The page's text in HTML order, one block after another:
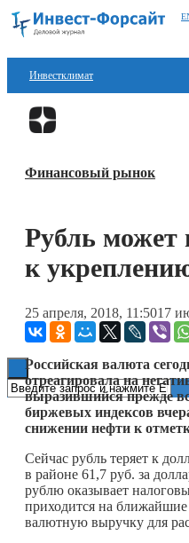
Инвестклимат
Финансы
Блокчейн
Технологии
Книги
Финансовый рынок
Рубль может
к
25 апреля, 2018, 11:5017
Российская валюта
отреагировала на
выразившийся прежде
биржевых индексов
снижении нефти к
Сейчас рубль теряет к
в районе 61,7 руб. за
рублю оказывает
приходится на
валютную выручку для